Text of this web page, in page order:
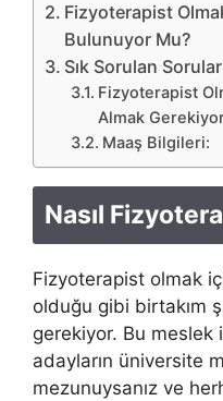
Fizyoterapist
Bulunuyor Mu?
Sık Sorulan Sorular
Fizyoterapist
Almak
Maaş Bilgileri:
Nasıl
Fizyoterapist olmak
olduğu gibi birtakım
gerekiyor. Bu
adayların üniversite
mezunuysanız ve